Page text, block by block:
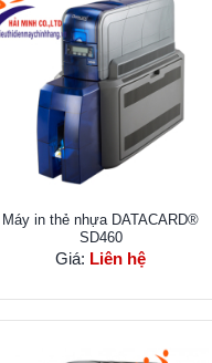
Máy in thẻ nhựa DATACARD®
SD460
Giá: Liên hệ